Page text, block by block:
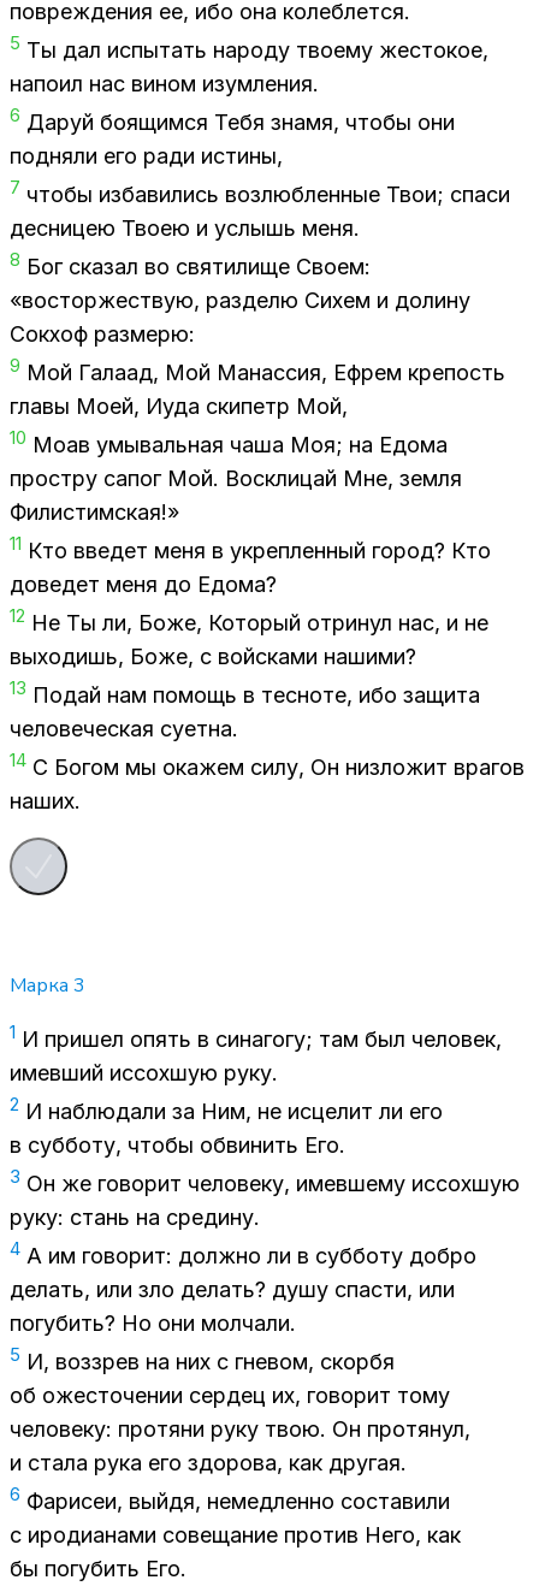
по­вре­жде­ния ее, ибо она ко­леб­лет­ся.
5 Ты дал ис­пы­тать на­ро­ду тво­е­му же­сто­кое,
на­по­ил нас ви­ном изум­ле­ния.
6 Да­руй бо­я­щим­ся Тебя зна­мя, что­бы они
под­ня­ли его ради ис­ти­ны,
7 что­бы из­ба­ви­лись воз­люб­лен­ные Твои; спа­си
дес­ни­цею Тво­ею и услышь меня.
8 Бог ска­зал во свя­ти­ли­ще Сво­ем:
«вос­тор­же­ствую, раз­де­лю Си­хем и до­ли­ну
Сок­хоф раз­ме­рю:
9 Мой Га­ла­ад, Мой Ма­нас­сия, Еф­рем кре­пость
гла­вы Моей, Иуда ски­петр Мой,
10 Моав умы­валь­ная чаша Моя; на Едо­ма
про­ст­ру са­пог Мой. Вос­кли­цай Мне, зем­ля
Фи­ли­стим­ская!»
11 Кто вве­дет меня в укреп­лен­ный го­род? Кто
до­ве­дет меня до Едо­ма?
12 Не Ты ли, Боже, Ко­то­рый от­ри­нул нас, и не
вы­хо­дишь, Боже, с вой­ска­ми на­ши­ми?
13 По­дай нам по­мощь в тес­но­те, ибо за­щи­та
че­ло­ве­че­ская су­ет­на.
14 С Бо­гом мы ока­жем силу, Он низ­ло­жит вра­гов
на­ших.
Марка 3
1 И при­шел опять в си­на­го­гу; там был че­ло­век,
имев­ший ис­сох­шую руку.
2 И на­блю­да­ли за Ним, не ис­це­лит ли его
в суб­бо­ту, что­бы об­ви­нить Его.
3 Он же го­во­рит че­ло­ве­ку, имев­ше­му ис­сох­шую
руку: стань на сре­ди­ну.
4 А им го­во­рит: долж­но ли в суб­бо­ту доб­ро
де­лать, или зло де­лать? душу спа­сти, или
по­гу­бить? Но они мол­ча­ли.
5 И, воз­зрев на них с гне­вом, скор­бя
об оже­сто­че­нии сер­дец их, го­во­рит тому
че­ло­ве­ку: про­тя­ни руку твою. Он про­тя­нул,
и ста­ла рука его здо­ро­ва, как дру­гая.
6 Фа­ри­сеи, вый­дя, немед­лен­но со­ста­ви­ли
с иро­ди­а­на­ми со­ве­ща­ние про­тив Него, как
бы по­гу­бить Его.